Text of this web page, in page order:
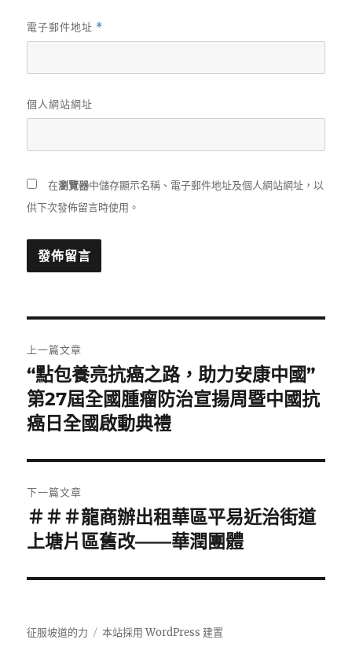
電子郵件地址 *
個人網站網址
在瀏覽器中儲存顯示名稱、電子郵件地址及個人網站網址，以
供下次發佈留言時使用。
章
導
覽
上一篇文章
上
一
篇
章:
“點包養亮抗癌之路，助力安康中國”
第27屆全國腫瘤防治宣揚周暨中國抗
癌日全國啟動典禮
下一篇文章
下
一
文
＃＃＃龍商辦出租華區平易近治街道
上塘片區舊改——華潤團體
征服坡道的力 本站採用 WordPress 建置